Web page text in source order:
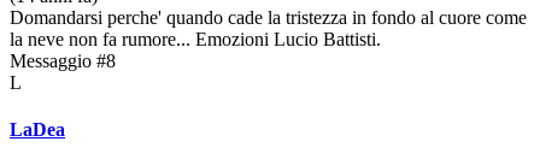
Domandarsi perche' quando cade la tristezza in fondo al cuore come
la neve non fa rumore... Emozioni Lucio Battisti.
Messaggio #8
L
LaDea